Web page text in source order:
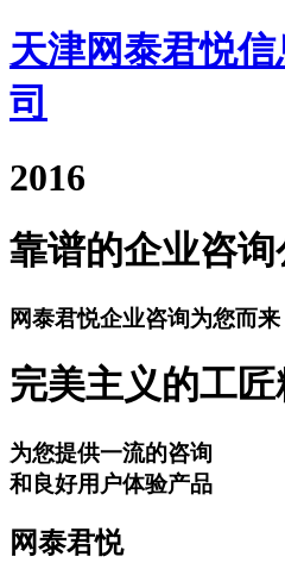
天津网泰君悦
司
2016
靠谱的企业咨询
网泰君悦企业咨询为您而来
完美主义的工
为您提供一流的咨询
和良好用户体验产品
网泰君悦